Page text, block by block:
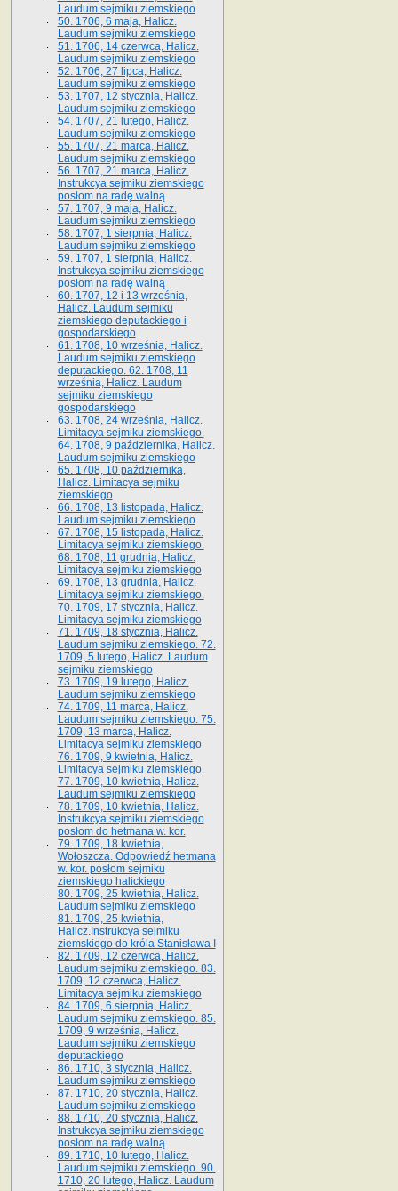
Laudum sejmiku ziemskiego
50. 1706, 6 maja, Halicz.
Laudum sejmiku ziemskiego
51. 1706, 14 czerwca, Halicz.
Laudum sejmiku ziemskiego
52. 1706, 27 lipca, Halicz.
Laudum sejmiku ziemskiego
53. 1707, 12 stycznia, Halicz.
Laudum sejmiku ziemskiego
54. 1707, 21 lutego, Halicz.
Laudum sejmiku ziemskiego
55. 1707, 21 marca, Halicz.
Laudum sejmiku ziemskiego
56. 1707, 21 marca, Halicz.
Instrukcya sejmiku ziemskiego
posłom na radę walną
57. 1707, 9 maja, Halicz.
Laudum sejmiku ziemskiego
58. 1707, 1 sierpnia, Halicz.
Laudum sejmiku ziemskiego
59. 1707, 1 sierpnia, Halicz.
Instrukcya sejmiku ziemskiego
posłom na radę walną
60. 1707, 12 i 13 września,
Halicz. Laudum sejmiku
ziemskiego deputackiego i
gospodarskiego
61. 1708, 10 września, Halicz.
Laudum sejmiku ziemskiego
deputackiego. 62. 1708, 11
września, Halicz. Laudum
sejmiku ziemskiego
gospodarskiego
63. 1708, 24 września, Halicz.
Limitacya sejmiku ziemskiego.
64. 1708, 9 października, Halicz.
Laudum sejmiku ziemskiego
65­. 1708, 10 października,
Halicz. Limitacya sejmiku
ziemskiego
66. 1708, 13 listopada, Halicz.
Laudum sejmiku ziemskiego
67. 1708, 15 listopada, Halicz.
Limitacya sejmiku ziemskiego.
68. 1708, 11 grudnia, Halicz.
Limitacya sejmiku ziemskiego
69. 1708, 13 grudnia, Halicz.
Limitacya sejmiku ziemskiego.
70. 1709, 17 stycznia, Halicz.
Limitacya sejmiku ziemskiego
71. 1709, 18 stycznia, Halicz.
Laudum sejmiku ziemskiego. 72.
1709, 5 lutego, Halicz. Laudum
sejmiku ziemskiego
73. 1709, 19 lutego, Halicz.
Laudum sejmiku ziemskiego
74. 1709, 11 marca, Halicz.
Laudum sejmiku ziemskiego. 75.
1709, 13 marca, Halicz.
Limitacya sejmiku ziemskiego
76. 1709, 9 kwietnia, Halicz.
Limitacya sejmiku ziemskiego.
77. 1709, 10 kwietnia, Halicz.
Laudum sejmiku ziemskiego
78. 1709, 10 kwietnia, Halicz.
Instrukcya sejmiku ziemskiego
posłom do hetmana w. kor.
79. 1709, 18 kwietnia,
Wołoszcza. Odpowiedź hetmana
w. kor. posłom sejmiku
ziemskiego halickiego
80. 1709, 25 kwietnia, Halicz.
Laudum sejmiku ziemskiego
81. 1709, 25 kwietnia,
Halicz.Instrukcya sejmiku
ziemskiego do króla Stanisława I
82. 1709, 12 czerwca, Halicz.
Laudum sejmiku ziemskiego. 83.
1709, 12 czerwca, Halicz.
Limitacya sejmiku ziemskiego
84. 1709, 6 sierpnia, Halicz.
Laudum sejmiku ziemskiego. 85.
1709, 9 września, Halicz.
Laudum sejmiku ziemskiego
deputackiego
86. 1710, 3 stycznia, Halicz.
Laudum sejmiku ziemskiego
87. 1710, 20 stycznia, Halicz.
Laudum sejmiku ziemskiego
88. 1710, 20 stycznia, Halicz.
Instrukcya sejmiku ziemskiego
posłom na radę walną
89. 1710, 10 lutego, Halicz.
Laudum sejmiku ziemskiego. 90.
1710, 20 lutego, Halicz. Laudum